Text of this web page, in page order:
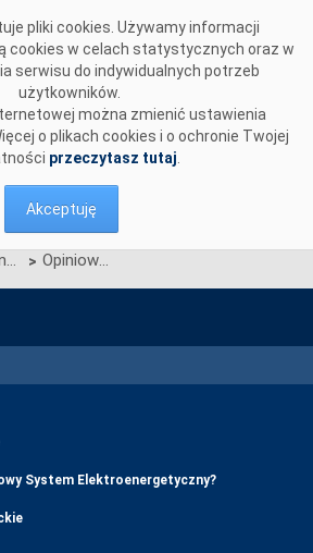
pliki cookies. Używamy informacji
cookies w celach statystycznych oraz w
serwisu do indywidualnych potrzeb
użytkowników.
można zmienić ustawienia
o plikach cookies i o ochronie Twojej
przeczytasz tutaj
Akceptuję
Aktualności > Opiniowanie Standardowej Specyfikacji Technicznej pn. „Modułowe pola rozdzielcze MTS do sieci 110 kV, 220 kV i 400 kV”
System Elektroenergetyczny?